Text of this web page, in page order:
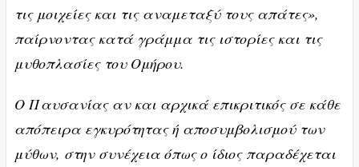
τις μοιχείες και τις αναμεταξύ τους απάτες»,
παίρνοντας κατά γράμμα τις ιστορίες και τις
μυθοπλασίες του Ομήρου.
Ο Παυσανίας αν και αρχικά επικριτικός σε κάθε
απόπειρα εγκυρότητας ή αποσυμβολισμού των
μύθων, στην συνέχεια όπως ο ίδιος παραδέχεται